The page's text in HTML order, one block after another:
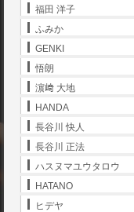
福田 洋子
ふみか
GENKI
悟朗
濵﨑 大地
HANDA
長谷川 快人
長谷川 正法
ハスヌマユウタロウ
HATANO
ヒデヤ